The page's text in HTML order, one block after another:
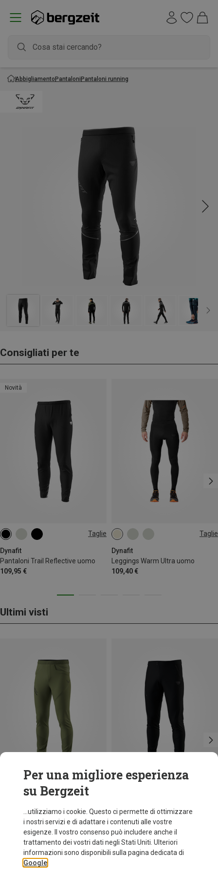
AbbigliamentoPantaloniPantaloni running
Consigliati per te
Novità
Taglie
Dynafit
Pantaloni Trail Reflective uomo
109,95 €
S M L Taglie
Dynafit
Leggings Warm Ultra uomo
109,40 €
S M L
Ultimi visti
Risparmi 31%
Per una migliore esperienza
su Bergzeit
...utilizziamo i cookie. Questo ci permette di ottimizzare
i nostri servizi e di adattare i contenuti alle vostre
esigenze. Il vostro consenso può includere anche il
trattamento dei vostri dati negli Stati Uniti. Ulteriori
informazioni sono disponibili sulla pagina dedicata di
Google